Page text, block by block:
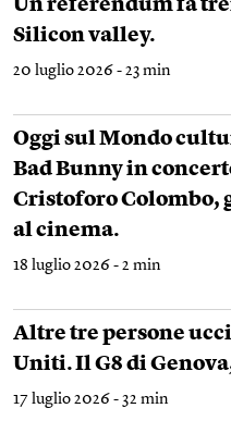
Un referendum fa
Silicon valley.
20 luglio 2026 - 23 min
Oggi sul Mondo
Bad Bunny in
Cristoforo
al cinema.
18 luglio 2026 - 2 min
Altre tre persone
Uniti. Il G8 di
17 luglio 2026 - 32 min